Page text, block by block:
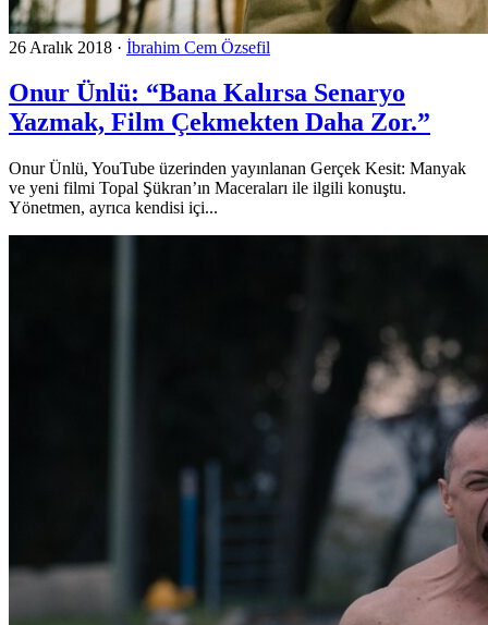
26 Aralık 2018 · İbrahim Cem Özsefil
Onur Ünlü: “Bana Kalırsa Senaryo
Yazmak, Film Çekmekten Daha Zor.”
Onur Ünlü, YouTube üzerinden yayınlanan Gerçek Kesit: Manyak
ve yeni filmi Topal Şükran’ın Maceraları ile ilgili konuştu.
Yönetmen, ayrıca kendisi içi...